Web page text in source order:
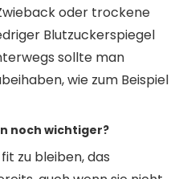
oder trockene
Blutzuckerspiegel
sollte man
wie zum Beispiel
noch wichtiger?
zu bleiben, das